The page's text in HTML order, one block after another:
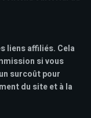
liens affiliés. Cela
si vous
surcoût pour
du site et à la